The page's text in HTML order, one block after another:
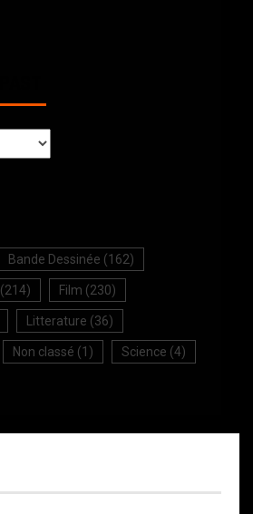
Bande Dessinée (162)
(214) Film (230)
Litterature (36)
Non classé (1) Science (4)